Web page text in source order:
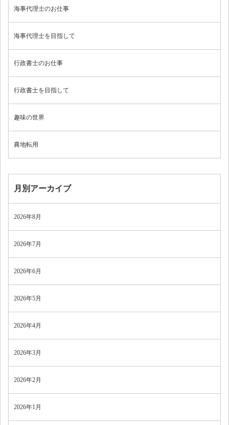
海事代理士のお仕事
海事代理士を目指して
行政書士のお仕事
行政書士を目指して
趣味の世界
農地転用
月別アーカイブ
2026年8月
2026年7月
2026年6月
2026年5月
2026年4月
2026年3月
2026年2月
2026年1月